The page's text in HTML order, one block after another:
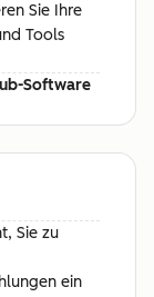
Sie Ihre
Tools
Software
Sie zu
ein